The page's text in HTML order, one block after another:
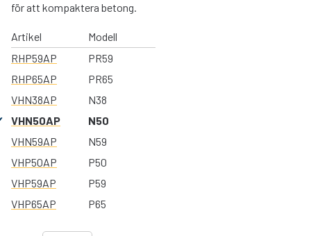
för att kompaktera betong.
Artikel
Modell
RHP59AP
PR59
RHP65AP
PR65
VHN38AP
N38
VHN50AP
N50
VHN59AP
N59
VHP50AP
P50
VHP59AP
P59
VHP65AP
P65